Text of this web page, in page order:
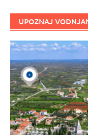
UPOZNAJ